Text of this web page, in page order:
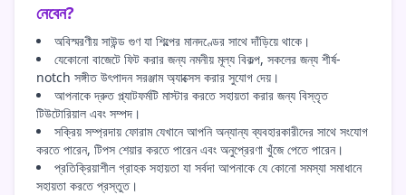
নেবেন?
অবিস্মরণীয় সাউন্ড গুণ যা শিল্পের মানদণ্ডের সাথে দাঁড়িয়ে থাকে।
যেকোনো বাজেটে ফিট করার জন্য নমনীয় মূল্য বিকল্প, সকলের জন্য শীর্ষ-
notch সঙ্গীত উৎপাদন সরঞ্জাম অ্যাক্সেস করার সুযোগ দেয়।
আপনাকে দ্রুত প্ল্যাটফর্মটি মাস্টার করতে সহায়তা করার জন্য বিস্তৃত
টিউটোরিয়াল এবং সম্পদ।
সক্রিয় সম্প্রদায় ফোরাম যেখানে আপনি অন্যান্য ব্যবহারকারীদের সাথে সংযোগ
করতে পারেন, টিপস শেয়ার করতে পারেন এবং অনুপ্রেরণা খুঁজে পেতে পারেন।
প্রতিক্রিয়াশীল গ্রাহক সহায়তা যা সর্বদা আপনাকে যে কোনো সমস্যা সমাধানে
সহায়তা করতে প্রস্তুত।